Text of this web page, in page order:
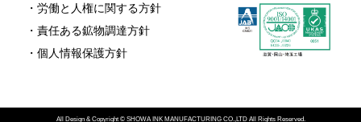
労働と⼈権に関する⽅針
責任ある鉱物調達方針
個⼈情報保護⽅針
All Design & Copyright © SHOWA INK MANUFACTURING CO.,LTD All Rights Reserved.